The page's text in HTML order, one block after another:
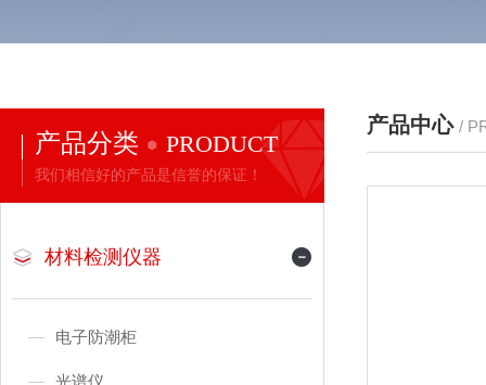
产品分类 PRODUCT
我们相信好的产品是信誉的保证！
材料检测仪器
电子防潮柜
光谱仪
产品中心 /